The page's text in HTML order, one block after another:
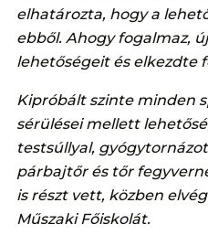
elhatározta, hogy a
ebből. Ahogy fogalmaz,
lehetőségeit és elkezdte
Kipróbált szinte minden
sérülései mellett
testsúllyal,
párbajtőr és tőr
is részt vett, közben
Műszaki Főiskolát.